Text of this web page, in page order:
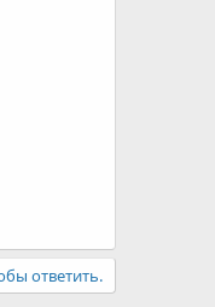
ответить.